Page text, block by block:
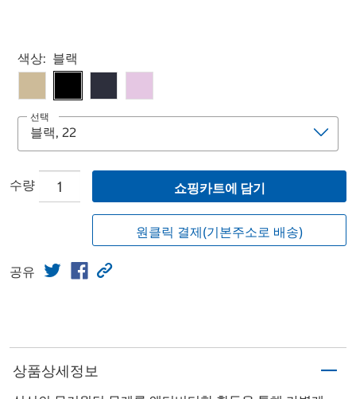
Select product
색상: 블랙
선택
수량 쇼핑카트에 담기
원클릭 결제(기본주소로 배송)
공유
상품상세정보